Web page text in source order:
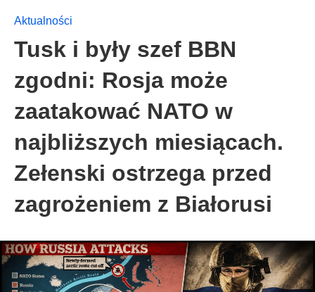
Aktualności
Tusk i były szef BBN
zgodni: Rosja może
zaatakować NATO w
najbliższych miesiącach.
Zełenski ostrzega przed
zagrożeniem z Białorusi